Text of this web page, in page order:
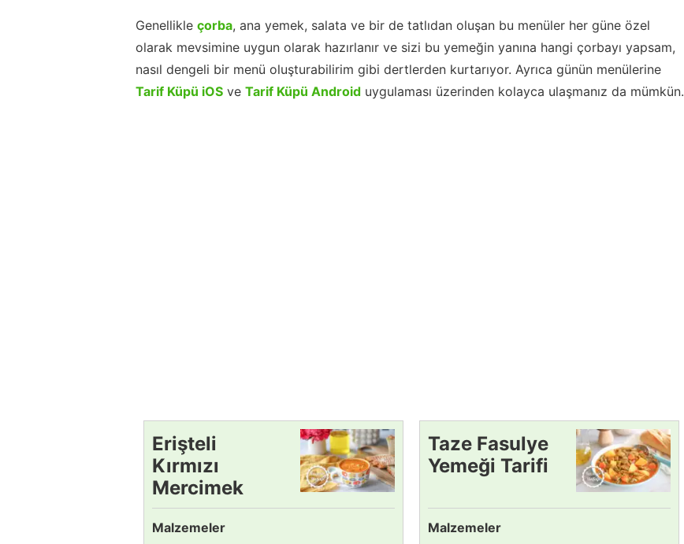
Genellikle çorba, ana yemek, salata ve bir de tatlıdan oluşan bu menüler her güne özel
olarak mevsimine uygun olarak hazırlanır ve sizi bu yemeğin yanına hangi çorbayı yapsam,
nasıl dengeli bir menü oluşturabilirim gibi dertlerden kurtarıyor. Ayrıca günün menülerine
Tarif Küpü iOS ve Tarif Küpü Android uygulaması üzerinden kolayca ulaşmanız da mümkün.
Erişteli
Kırmızı
Mercimek
Çorbası
Tarifi
Malzemeler
Taze Fasulye
Yemeği Tarifi
Malzemeler